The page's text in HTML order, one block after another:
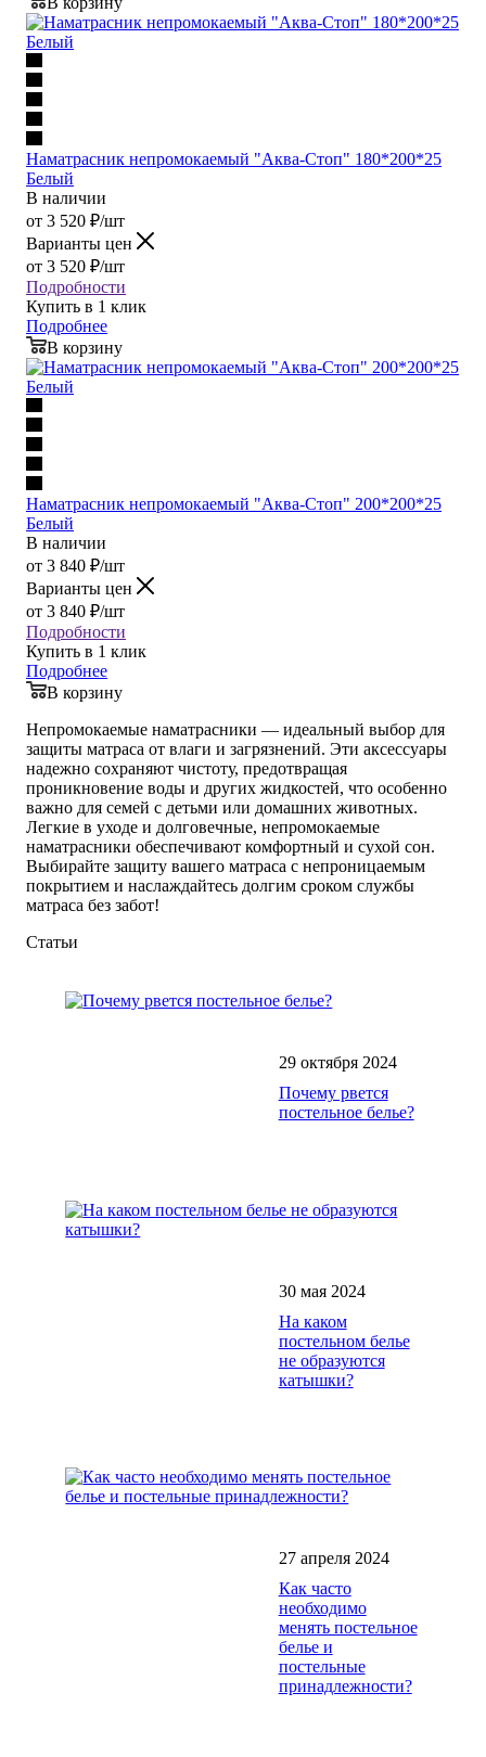
Наматрасник непромокаемый "Аква-Стоп" 180*200*25
Белый
В наличии
от 3 520 ₽/шт
Варианты цен
от 3 520 ₽/шт
Подробности
Купить в 1 клик
Подробнее
В корзину
Наматрасник непромокаемый "Аква-Стоп" 200*200*25
Белый
В наличии
от 3 840 ₽/шт
Варианты цен
от 3 840 ₽/шт
Подробности
Купить в 1 клик
Подробнее
В корзину
Непромокаемые наматрасники — идеальный выбор для
защиты матраса от влаги и загрязнений. Эти аксессуары
надежно сохраняют чистоту, предотвращая
проникновение воды и других жидкостей, что особенно
важно для семей с детьми или домашних животных.
Легкие в уходе и долговечные, непромокаемые
наматрасники обеспечивают комфортный и сухой сон.
Выбирайте защиту вашего матраса с непроницаемым
покрытием и наслаждайтесь долгим сроком службы
матраса без забот!
Статьи
29 октября 2024
Почему рвется
постельное белье?
30 мая 2024
На каком
постельном белье
не образуются
катышки?
27 апреля 2024
Как часто
необходимо
менять постельное
белье и
постельные
принадлежности?